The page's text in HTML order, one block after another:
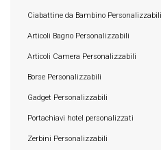
Ciabattine da Bambino Personalizzabili
Articoli Bagno Personalizzabili
Articoli Camera Personalizzabili
Borse Personalizzabili
Gadget Personalizzabili
Portachiavi hotel personalizzati
Zerbini Personalizzabili